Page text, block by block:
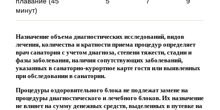
минут)
Назначение объема диагностических исследований, видов
лечения, количества и кратности приема процедур определяет
врач санатория с учетом диагноза, степени тяжести, стадии и
фазы заболевания, наличия сопутствующих заболеваний,
указанных в санаторно-курортное карте гостя или выявленных
при обследовании в санатории.
Процедуры оздоровительного блока не подлежат замене на
процедуры диагностического и лечебного блоков. Их назначение
не влияет на сумму денежных средств, выделенных в путевке на